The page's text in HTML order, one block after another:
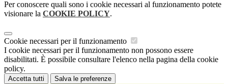
Per conoscere quali sono i cookie necessari al funzionamento potete
visionare la COOKIE POLICY.
Cookie necessari per il funzionamento
I cookie necessari per il funzionamento non possono essere
disabilitati. È possibile consultare l'elenco nella pagina della cookie
policy.
Accetta tutti Salva le preferenze